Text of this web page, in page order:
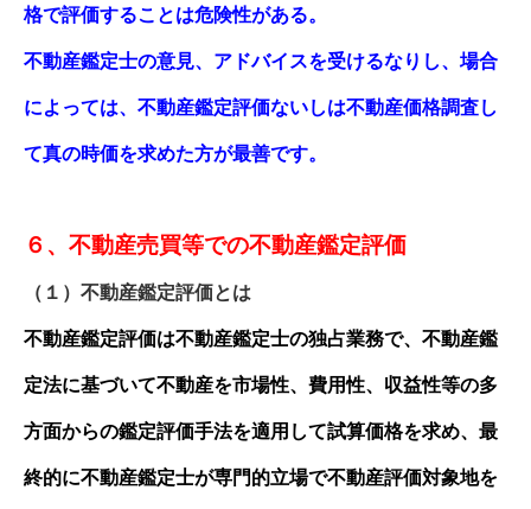
格で評価することは危険性がある。
不動産鑑定士の意見、アドバイスを受けるなりし、場合
によっては、不動産鑑定評価ないしは不動産価格調査し
て真の時価を求めた方が最善です。
６、不動産売買等での不動産鑑定評価
（１）不動産鑑定評価とは
不動産鑑定評価は不動産鑑定士の独占業務で、不動産鑑
定法に基づいて不動産を市場性、費用性、収益性等の多
方面からの鑑定評価手法を適用して試算価格を求め、最
終的に不動産鑑定士が専門的立場で不動産評価対象地を